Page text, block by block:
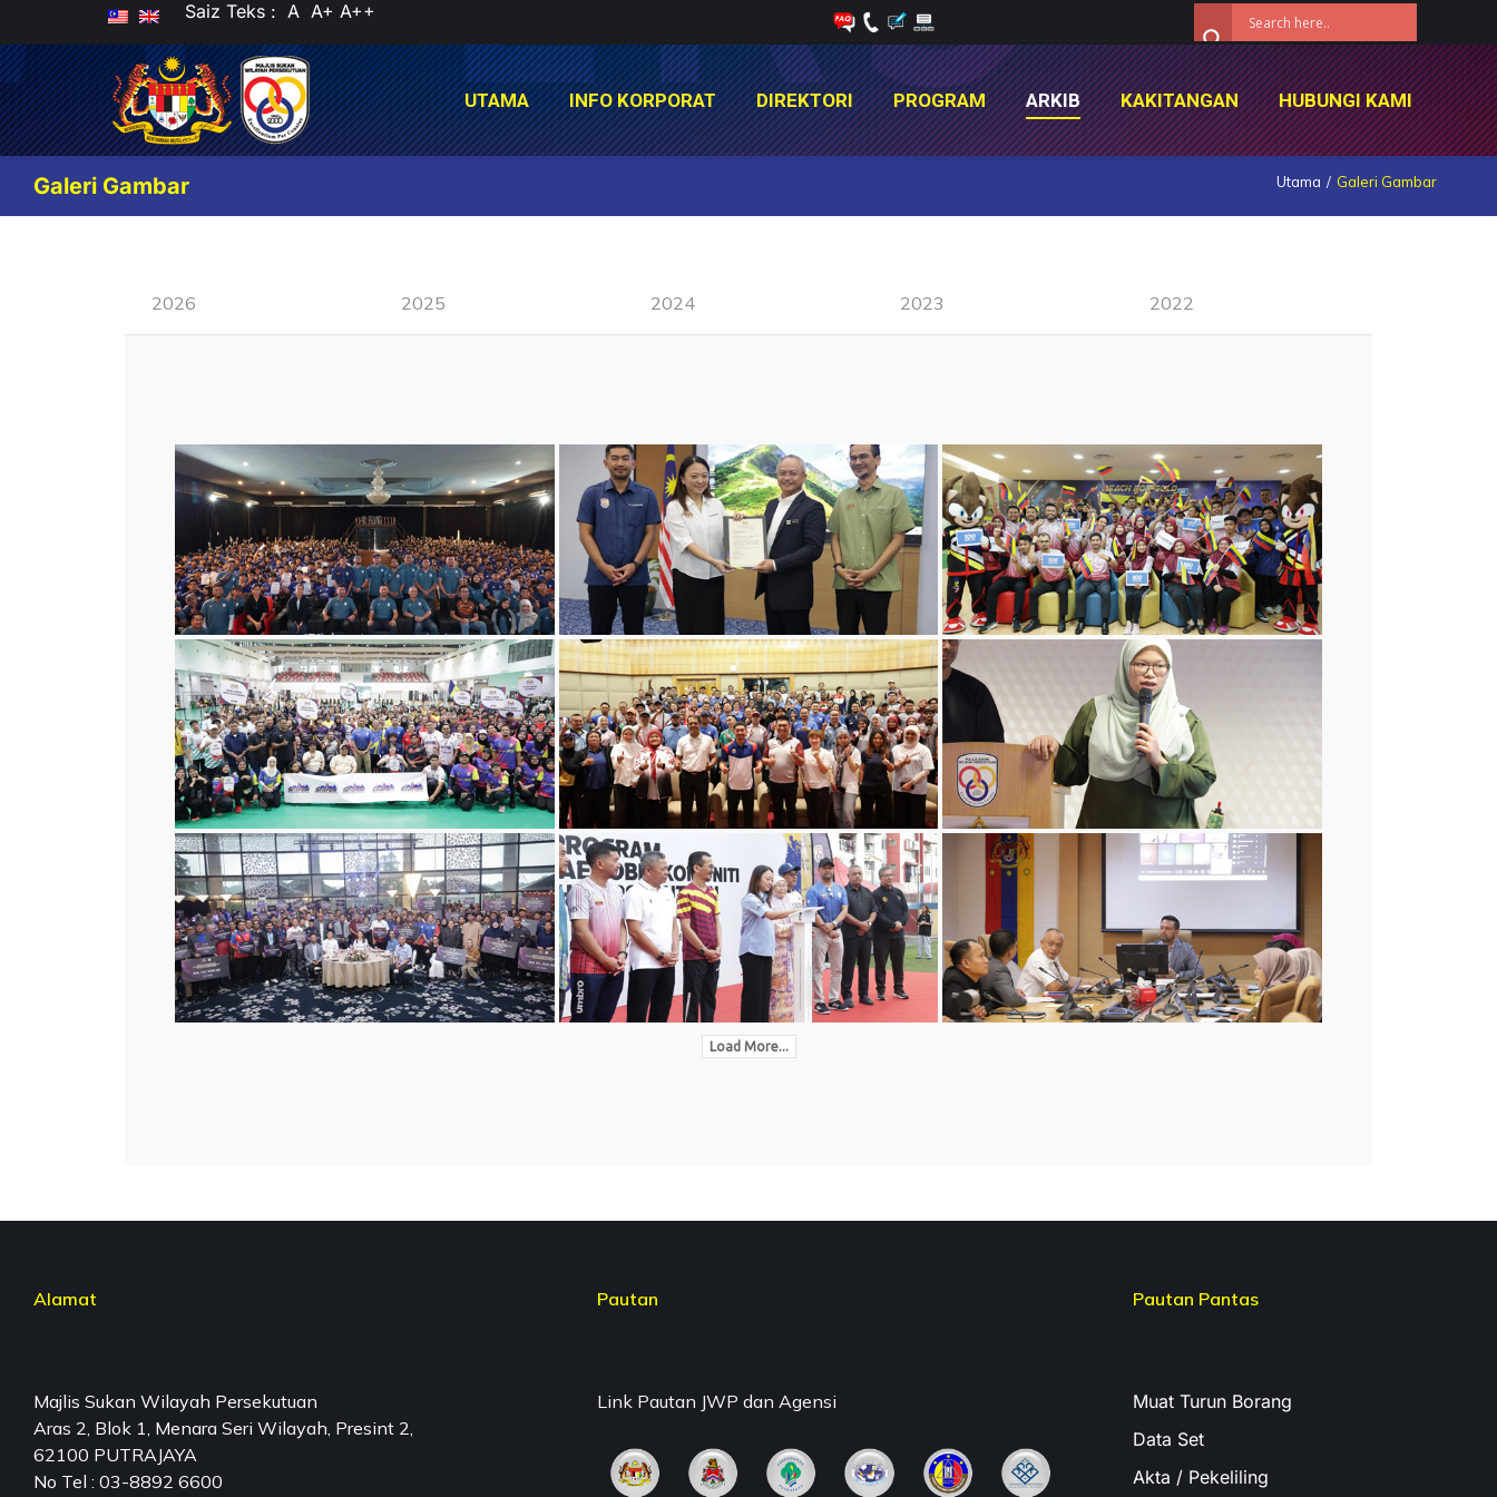
Saiz Teks : A A+ A++
UTAMA INFO KORPORAT DIREKTORI PROGRAM ARKIB KAKITANGAN HUBUNGI KAMI
Galeri Gambar Utama Galeri Gambar
2026 2025 2024 2023 2022
Load More...
Alamat
Majlis Sukan Wilayah Persekutuan
Aras 2, Blok 1, Menara Seri Wilayah, Presint 2,
62100 PUTRAJAYA
No Tel : 03-8892 6600
Pautan
Link Pautan JWP dan Agensi
Pautan Pantas
Muat Turun Borang
Data Set
Akta / Pekeliling
UTAMA INFO KORPORAT DIREKTORI PROGRAM ARKIB KAKITANGAN HUBUNGI KAMI